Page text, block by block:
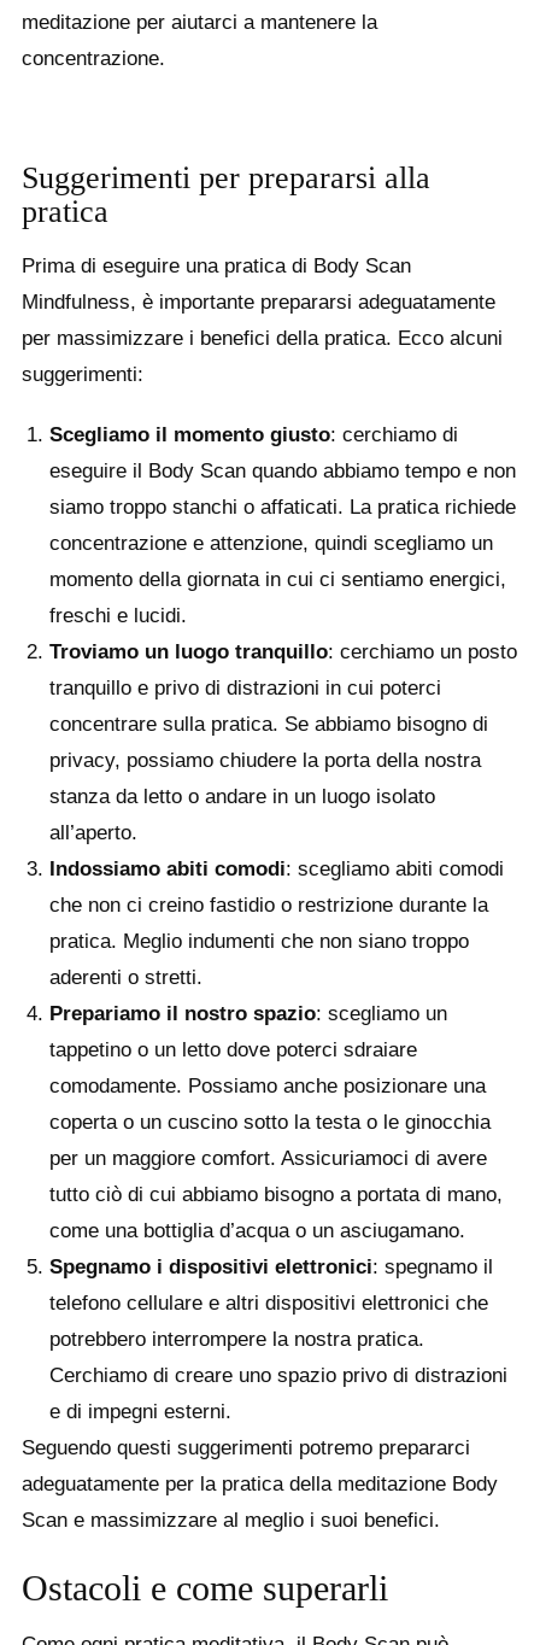
meditazione per aiutarci a mantenere la
concentrazione.
Suggerimenti per prepararsi alla
pratica
Prima di eseguire una pratica di Body Scan
Mindfulness, è importante prepararsi adeguatamente
per massimizzare i benefici della pratica. Ecco alcuni
suggerimenti:
Scegliamo il momento giusto: cerchiamo di
eseguire il Body Scan quando abbiamo tempo e non
siamo troppo stanchi o affaticati. La pratica richiede
concentrazione e attenzione, quindi scegliamo un
momento della giornata in cui ci sentiamo energici,
freschi e lucidi.
Troviamo un luogo tranquillo: cerchiamo un posto
tranquillo e privo di distrazioni in cui poterci
concentrare sulla pratica. Se abbiamo bisogno di
privacy, possiamo chiudere la porta della nostra
stanza da letto o andare in un luogo isolato
all’aperto.
Indossiamo abiti comodi: scegliamo abiti comodi
che non ci creino fastidio o restrizione durante la
pratica. Meglio indumenti che non siano troppo
aderenti o stretti.
Prepariamo il nostro spazio: scegliamo un
tappetino o un letto dove poterci sdraiare
comodamente. Possiamo anche posizionare una
coperta o un cuscino sotto la testa o le ginocchia
per un maggiore comfort. Assicuriamoci di avere
tutto ciò di cui abbiamo bisogno a portata di mano,
come una bottiglia d’acqua o un asciugamano.
Spegnamo i dispositivi elettronici: spegnamo il
telefono cellulare e altri dispositivi elettronici che
potrebbero interrompere la nostra pratica.
Cerchiamo di creare uno spazio privo di distrazioni
e di impegni esterni.
Seguendo questi suggerimenti potremo prepararci
adeguatamente per la pratica della meditazione Body
Scan e massimizzare al meglio i suoi benefici.
Ostacoli e come superarli